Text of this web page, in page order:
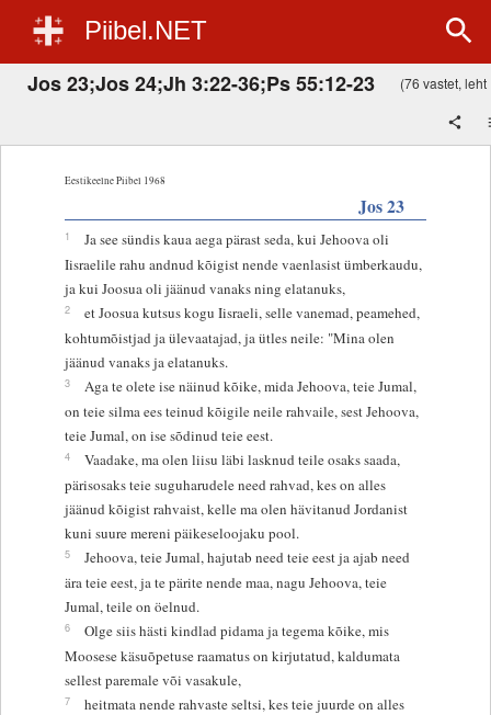
Piibel.NET
Jos 23;Jos 24;Jh 3:22-36;Ps 55:12-23 (76 vastet, leht
Eestikeelne Piibel 1968
Jos 23
1
Ja see sündis kaua aega pärast seda, kui Jehoova oli
Iisraelile rahu andnud kõigist nende vaenlasist ümberkaudu,
ja kui Joosua oli jäänud vanaks ning elatanuks,
2
et Joosua kutsus kogu Iisraeli, selle vanemad, peamehed,
kohtumõistjad ja ülevaatajad, ja ütles neile: "Mina olen
jäänud vanaks ja elatanuks.
3
Aga te olete ise näinud kõike, mida Jehoova, teie Jumal,
on teie silma ees teinud kõigile neile rahvaile, sest Jehoova,
teie Jumal, on ise sõdinud teie eest.
4
Vaadake, ma olen liisu läbi lasknud teile osaks saada,
pärisosaks teie suguharudele need rahvad, kes on alles
jäänud kõigist rahvaist, kelle ma olen hävitanud Jordanist
kuni suure mereni päikeseloojaku pool.
5
Jehoova, teie Jumal, hajutab need teie eest ja ajab need
ära teie eest, ja te pärite nende maa, nagu Jehoova, teie
Jumal, teile on öelnud.
6
Olge siis hästi kindlad pidama ja tegema kõike, mis
Moosese käsuõpetuse raamatus on kirjutatud, kaldumata
sellest paremale või vasakule,
7
heitmata nende rahvaste seltsi, kes teie juurde on alles